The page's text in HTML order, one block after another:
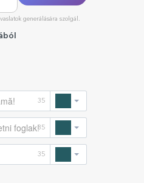
generálására szolgál.
35
35
35